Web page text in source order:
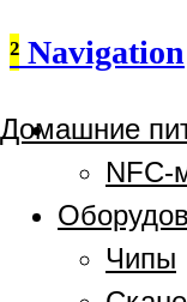
² Navigation
Домашние
NFC-
Чипы